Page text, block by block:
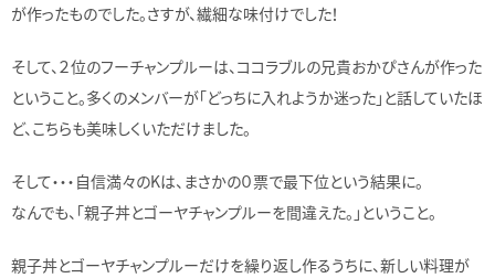
が作ったものでした。さすが、繊細な味付けでした！
そして、２位のフーチャンプルーは、ココラブルの兄貴おかぴさんが作った
ということ。多くのメンバーが「どっちに入れようか迷った」と話していたほ
ど、こちらも美味しくいただけました。
そして・・・自信満々のKは、まさかの０票で最下位という結果に。
なんでも、「親子丼とゴーヤチャンプルーを間違えた。」ということ。
親子丼とゴーヤチャンプルーだけを繰り返し作るうちに、新しい料理が